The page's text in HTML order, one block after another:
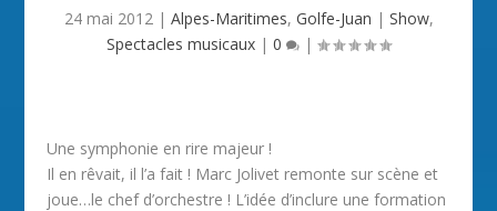
24 mai 2012| Alpes-Maritimes, Golfe-Juan | Show,
Spectacles musicaux | 0 |
Une symphonie en rire majeur !
Il en rêvait, il l’a fait ! Marc Jolivet remonte sur scène et
joue…le chef d’orchestre ! L’idée d’inclure une formation